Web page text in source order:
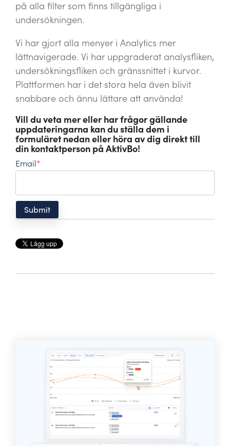
på alla filter som finns tillgängliga i
undersökningen.
Vi har gjort alla menyer i Analytics mer
lättnavigerade. Vi har uppgraderat analysfliken,
undersökningsfliken och gränssnittet i kurvor.
Plattformen har i det stora hela även blivit
snabbare och ännu lättare att använda!
Vill du veta mer eller har frågor gällande
uppdateringarna kan du ställa dem i
formuläret nedan eller höra av dig direkt till
din kontaktperson på AktivBo!
Email*